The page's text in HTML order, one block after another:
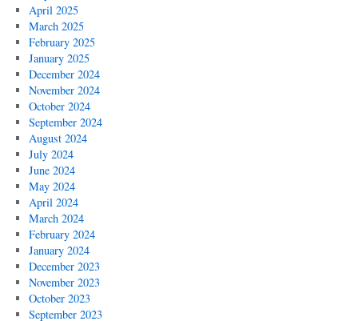
April 2025
March 2025
February 2025
January 2025
December 2024
November 2024
October 2024
September 2024
August 2024
July 2024
June 2024
May 2024
April 2024
March 2024
February 2024
January 2024
December 2023
November 2023
October 2023
September 2023